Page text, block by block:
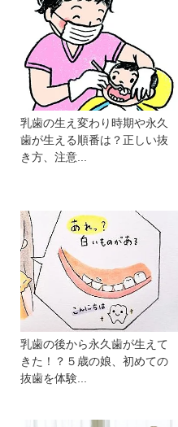
乳歯の生え変わり時期や永久
歯が生える順番は？正しい抜
き方、注意...
乳歯の後から永久歯が生えて
きた！？５歳の娘、初めての
抜歯を体験...